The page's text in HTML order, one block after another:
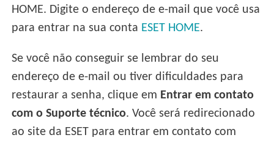
HOME. Digite o endereço de e-mail que você usa
para entrar na sua conta ESET HOME.
Se você não conseguir se lembrar do seu
endereço de e-mail ou tiver dificuldades para
restaurar a senha, clique em Entrar em contato
com o Suporte técnico. Você será redirecionado
ao site da ESET para entrar em contato com